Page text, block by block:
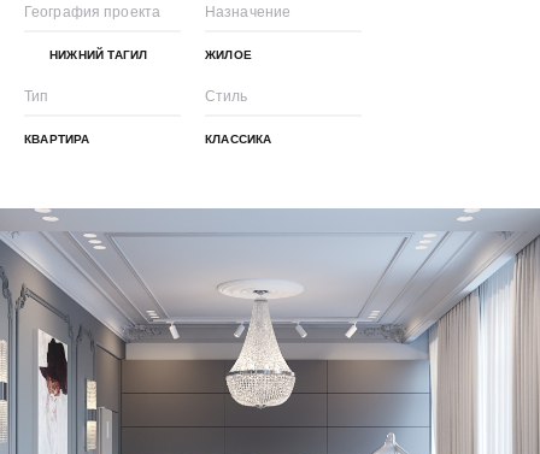
География проекта
НИЖНИЙ ТАГИЛ
Назначение
ЖИЛОЕ
Тип
КВАРТИРА
Стиль
КЛАССИКА